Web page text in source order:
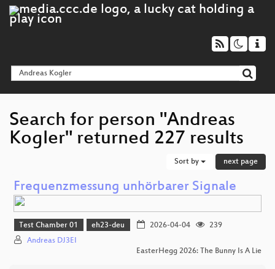
Search for person "Andreas
Kogler" returned 227 results
Sort by next page
Frequenzmessung unhörbarer Signale
Test Chamber 01 eh23-deu 2026-04-04
239
Andreas DJ3EI
EasterHegg 2026: The Bunny Is A Lie